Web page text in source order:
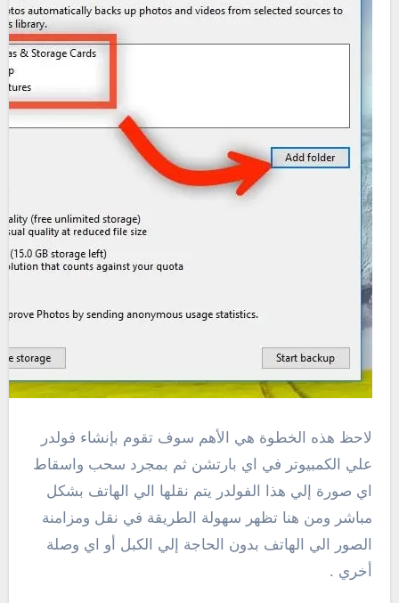
لاحظ هذه الخطوة هي الأهم سوف تقوم بإنشاء فولدر
علي الكمبيوتر في اي بارتشن ثم بمجرد سحب واسقاط
اي صورة إلي هذا الفولدر يتم نقلها الي الهاتف بشكل
مباشر ومن هنا تظهر سهولة الطريقة في نقل ومزامنة
الصور الي الهاتف بدون الحاجة إلي الكبل أو اي وصلة
أخري .